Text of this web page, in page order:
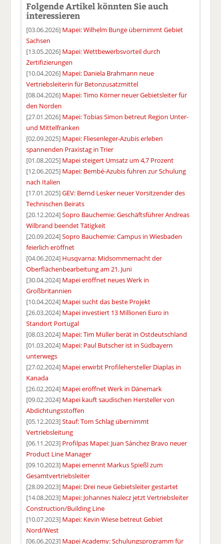
Folgende Artikel könnten Sie auch
interessieren
[03.06.2026] Mapei: Wilhelm Bunge übernimmt Gebiet
Sachsen
[13.05.2026] Mapei: Wettbewerbsvorteil durch
Zertifizierungen
[10.04.2026] Mapei: Daniela Brahmann neue
Vertriebsleiterin für Betonzusatzmittel
[08.04.2026] Mapei: Timo Körner neuer Gebietsleiter für
den Norden
[27.01.2026] Mapei: Tobias Simon betreut Region Unter-
und Mittelfranken
[02.09.2025] Mapei: Fliesenleger-Azubis erleben
spannenden Praxistag in Trier
[01.08.2025] Mapei steigert Umsatz um 4,7 Prozent
[12.06.2025] Mapei: Bembé-Azubis fuhren zur Schulung
nach Italien
[17.01.2025]GEV: Bernd Lesker neuer Vorsitzender des
Technischen Beirats
[20.12.2024]Sopro Bauchemie: Geschäftsführer Andreas
Wilbrand beendet Tätigkeit
[20.09.2024]Sopro Bauchemie: Campus in Wiesbaden
feierlich eröffnet
[04.06.2024] Husqvarna: Midsommernacht der
Oberflächenbearbeitung am 21. Juni
[30.04.2024] Mapei eröffnet neues Werk in
Großbritannien
[10.04.2024] Mapei sucht das beste Projekt
[26.03.2024] Mapei investiert 13 Millionen Euro in
Standort Portugal
[08.03.2024] Mapei: Tim Müller berät in Ostdeutschland
[01.03.2024] Mapei: Paul Butscher ist in Südbayern
unterwegs
[27.02.2024] Mapei erwirbt Profilehersteller Diaplas in
Kanada
[26.02.2024] Mapei eröffnet Werk in Dänemark
[09.02.2024] Mapei kauft saudischen Hersteller von
Abdichtungsstoffen
[05.12.2023]Stauf: Tom Schlag übernimmt
Vertriebsleitung
[06.11.2023] Profilpas Mapei: Juan Sánchez Bravo neuer
Product Line Manager
[09.10.2023] Mapei ernennt Markus Spießl zum
Gesamtvertriebsleiter
[28.09.2023] Mapei: Drei neue Gebietsleiter gestartet
[14.08.2023] Mapei: Johannes Nalecz jetzt Vertriebsleiter
Construction/Building Line
[10.07.2023] Mapei: Kevin Wiese betreut Gebiet
Nord/West
[06.06.2023] Mapei Academy: Schulungsprogramm für